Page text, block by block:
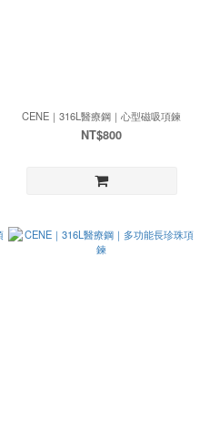
CENE｜316L醫療鋼｜心型磁吸項鍊
NT$800